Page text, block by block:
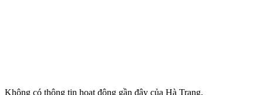
Không có thông tin hoạt động gần đây của Hà Trang.